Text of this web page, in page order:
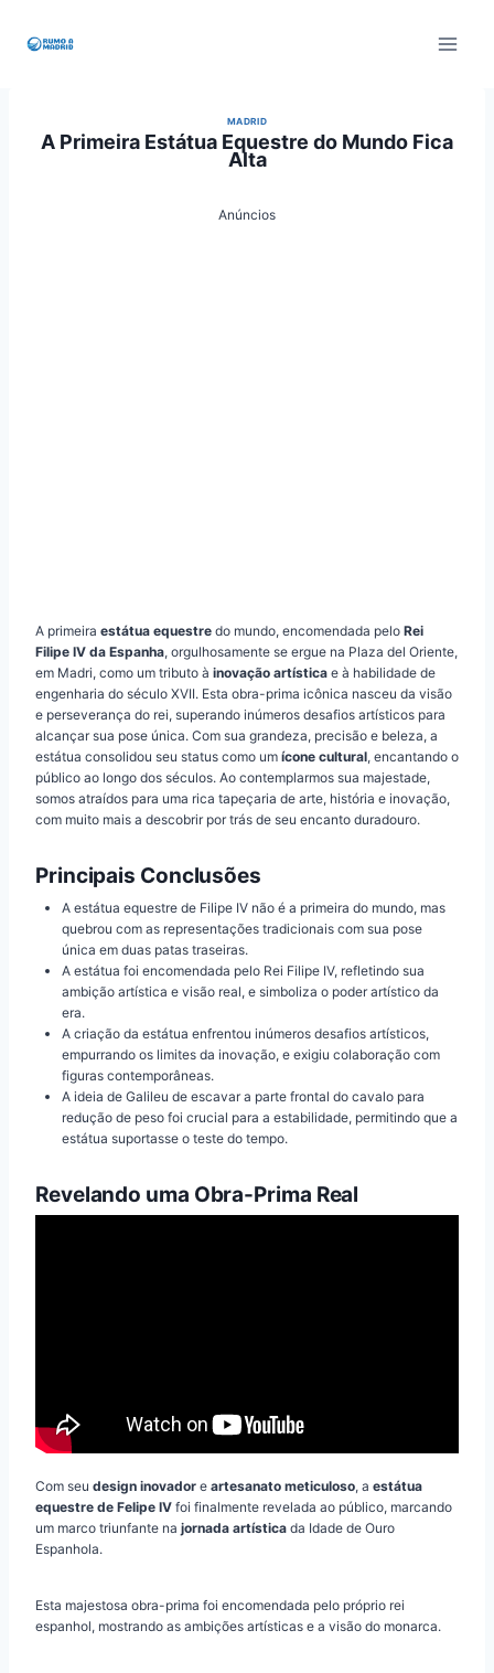
MADRID
A Primeira Estátua Equestre do Mundo Fica
Alta
Anúncios
A primeira estátua equestre do mundo, encomendada pelo Rei
Filipe IV da Espanha, orgulhosamente se ergue na Plaza del Oriente,
em Madri, como um tributo à inovação artística e à habilidade de
engenharia do século XVII. Esta obra-prima icônica nasceu da visão
e perseverança do rei, superando inúmeros desafios artísticos para
alcançar sua pose única. Com sua grandeza, precisão e beleza, a
estátua consolidou seu status como um ícone cultural, encantando o
público ao longo dos séculos. Ao contemplarmos sua majestade,
somos atraídos para uma rica tapeçaria de arte, história e inovação,
com muito mais a descobrir por trás de seu encanto duradouro.
Principais Conclusões
A estátua equestre de Filipe IV não é a primeira do mundo, mas
quebrou com as representações tradicionais com sua pose
única em duas patas traseiras.
A estátua foi encomendada pelo Rei Filipe IV, refletindo sua
ambição artística e visão real, e simboliza o poder artístico da
era.
A criação da estátua enfrentou inúmeros desafios artísticos,
empurrando os limites da inovação, e exigiu colaboração com
figuras contemporâneas.
A ideia de Galileu de escavar a parte frontal do cavalo para
redução de peso foi crucial para a estabilidade, permitindo que a
estátua suportasse o teste do tempo.
Revelando uma Obra-Prima Real
Com seu design inovador e artesanato meticuloso, a estátua
equestre de Felipe IV foi finalmente revelada ao público, marcando
um marco triunfante na jornada artística da Idade de Ouro
Espanhola.
Esta majestosa obra-prima foi encomendada pelo próprio rei
espanhol, mostrando as ambições artísticas e a visão do monarca.